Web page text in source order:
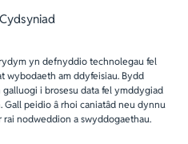
yn defnyddio technolegau fel
wybodaeth am ddyfeisiau. Bydd
i brosesu data fel ymddygiad
peidio â rhoi caniatâd neu dynnu
nodweddion a swyddogaethau.